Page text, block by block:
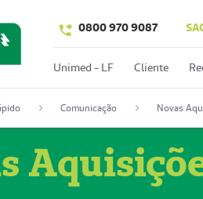
0800 970 9087
Unimed - LF Cliente
Comunicação Novas